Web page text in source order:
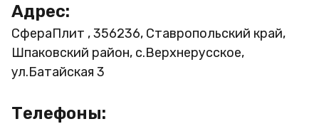
Адрес:
СфераПлит , 356236, Ставропольский край,
Шпаковский район, с.Верхнерусское,
ул.Батайская 3
Телефоны: